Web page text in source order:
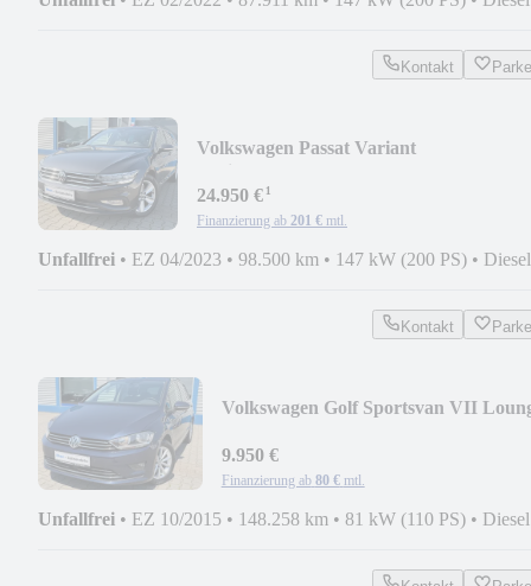
Kontakt
Volkswagen Passat Variant
24.950 €¹
Finanzierung ab 201 € mtl.
Unfallfrei • EZ 04/2023 • 98.500 km • 147 kW (200 PS) • Diesel
Kontakt
Volkswagen Golf Sportsvan VII
9.950 €
Finanzierung ab 80 € mtl.
Unfallfrei • EZ 10/2015 • 148.258 km • 81 kW (110 PS) • Diesel